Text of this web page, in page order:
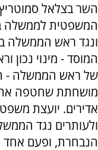
השר בצלאל
המשפטית לממשלה
ונגד ראש הממשלה
המוסד - מינוי נכון
של ראש הממשלה -
מושחתת שחטפה את
אדירים. יועצת
ולעותרים נגד
הנבחרת, ופעם אחד